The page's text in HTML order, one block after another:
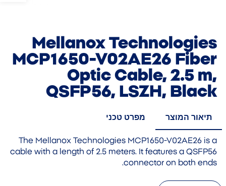
Mellanox Technologies
MCP1650-V02AE26 Fiber
Optic Cable, 2.5 m,
QSFP56, LSZH, Black
תיאור המוצר מפרט טכני
The Mellanox Technologies MCP1650-V02AE26 is a
cable with a length of 2.5 meters. It features a QSFP56
connector on both ends.